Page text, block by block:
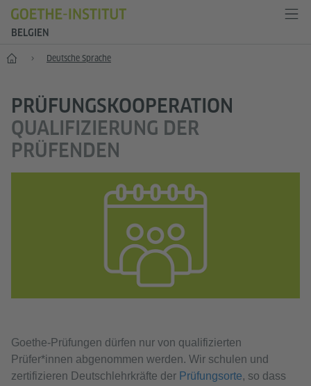
BELGIEN
Start Deutsche Sprache
PRÜFUNGSKOOPERATION
QUALIFIZIERUNG DER
PRÜFENDEN
Goethe-Prüfungen dürfen nur von qualifizierten
Prüfer*innen abgenommen werden. Wir schulen und
zertifizieren Deutschlehrkräfte der Prüfungsorte, so dass